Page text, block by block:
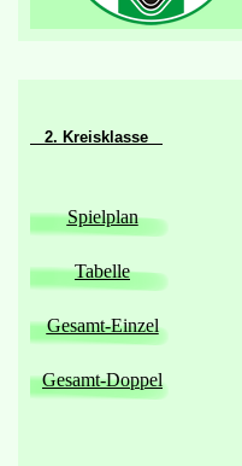
2. Kreisklasse
Spielplan
Tabelle
Gesamt-Einzel
Gesamt-Doppel